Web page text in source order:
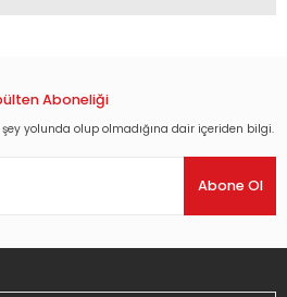
ederiz.
bilgiler bulunuyor.
Aboneliği
yolunda olup olmadığına dair içeriden bilgi.
Abone Ol